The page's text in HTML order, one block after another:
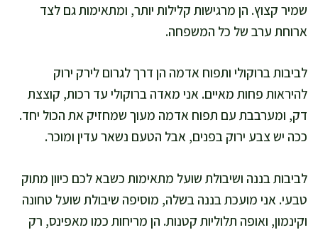
שמיר קצוץ. הן מרגישות קלילות יותר, ומתאימות גם לצד
ארוחת ערב של כל המשפחה.
לביבות ברוקולי ותפוח אדמה הן דרך לגרום לירק ירוק
להיראות פחות מאיים. אני מאדה ברוקולי עד רכות, קוצצת
דק, ומערבבת עם תפוח אדמה מעוך שמחזיק את הכול יחד.
ככה יש צבע ירוק בפנים, אבל הטעם נשאר עדין ומוכר.
לביבות בננה ושיבולת שועל מתאימות כשבא לכם כיוון מתוק
טבעי. אני מועכת בננה בשלה, מוסיפה שיבולת שועל טחונה
וקינמון, ואופה תלוליות קטנות. הן מריחות כמו מאפינס, רק